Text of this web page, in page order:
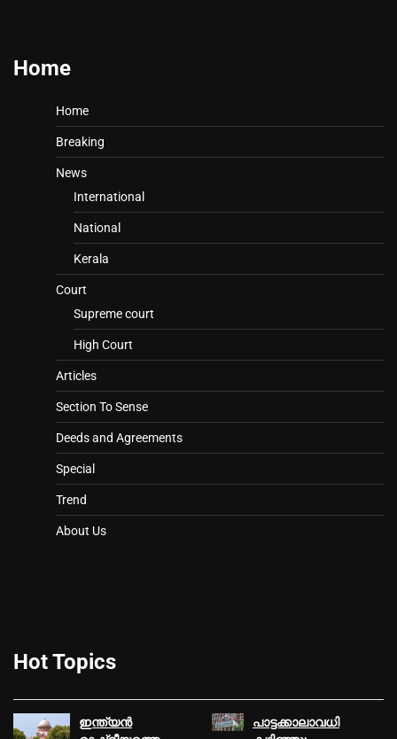
Home
Home
Breaking
News
International
National
Kerala
Court
Supreme court
High Court
Articles
Section To Sense
Deeds and Agreements
Special
Trend
About Us
Hot Topics
ഇന്ത്യൻ
പാട്ടക്കാലാവധി